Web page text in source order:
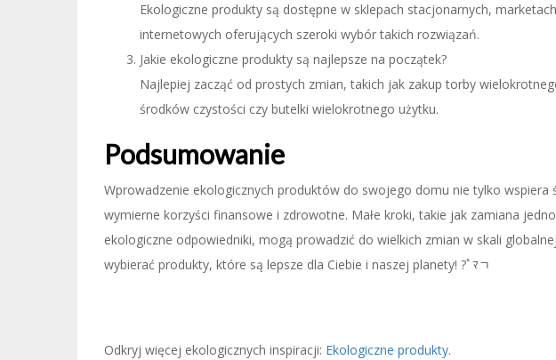
Ekologiczne produkty są dostępne w sklepach stacjonarnych,
internetowych oferujących szeroki wybór takich rozwiązań.
Jakie ekologiczne produkty są najlepsze na początek?
Najlepiej zacząć od prostych zmian, takich jak zakup torby
środków czystości czy butelki wielokrotnego użytku.
Podsumowanie
Wprowadzenie ekologicznych produktów do swojego domu nie tylko wspiera
wymierne korzyści finansowe i zdrowotne. Małe kroki, takie jak zamiana
ekologiczne odpowiedniki, mogą prowadzić do wielkich zmian w skali
wybierać produkty, które są lepsze dla Ciebie i naszej planety! ?￰ﾟﾏﾡ
Odkryj więcej ekologicznych inspiracji: Ekologiczne produkty.